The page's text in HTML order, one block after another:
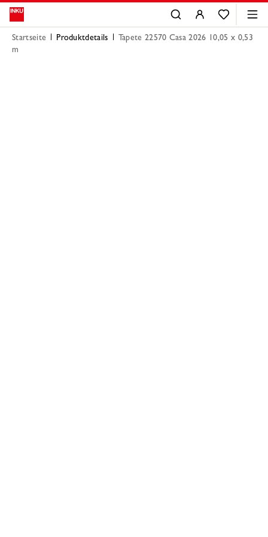
Startseite Produktdetails
Tapete 22570 Casa 2026 10,05 x 0,53
m